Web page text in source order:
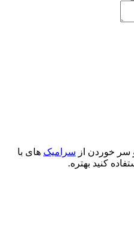
سر خوردن از سرامیک های با
کنید بهتره.